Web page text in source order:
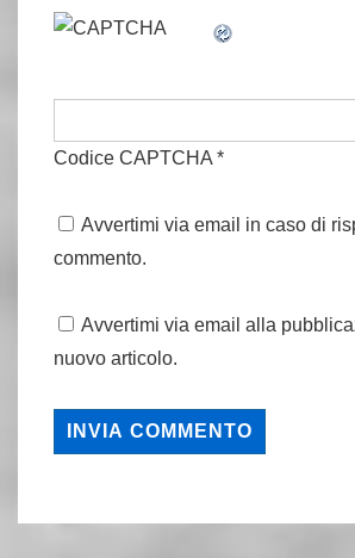
Codice CAPTCHA *
Avvertimi via email in caso di
commento.
Avvertimi via email alla
nuovo articolo.